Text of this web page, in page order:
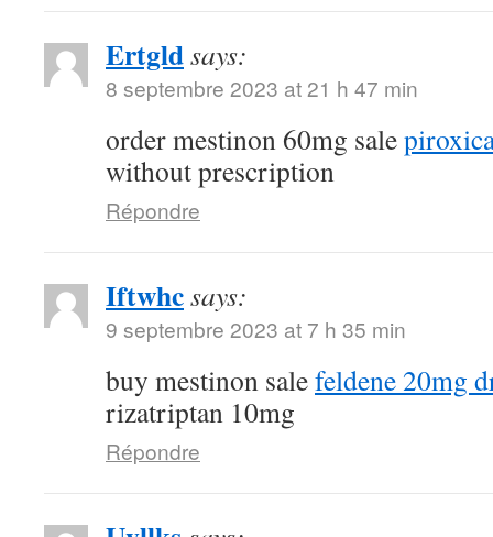
Ertgldsays:
8 septembre 2023 at 21 h 47 min
order mestinon 60mg sale
without prescription
Répondre
Iftwhcsays:
9 septembre 2023 at 7 h 35 min
buy mestinon salefeldene 20mg
rizatriptan 10mg
Répondre